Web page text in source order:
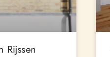
Rijssen